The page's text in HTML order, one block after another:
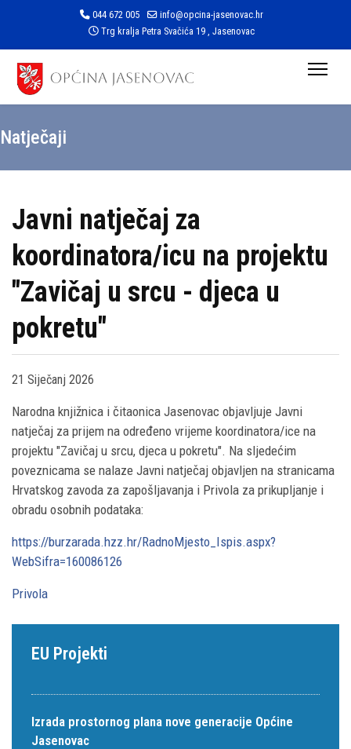
044 672 005
info@opcina-jasenovac.hr
Trg kralja Petra Svačića 19 , Jasenovac
Natječaji
Javni natječaj za
koordinatora/icu na projektu
"Zavičaj u srcu - djeca u
pokretu"
21 Siječanj 2026
Narodna knjižnica i čitaonica Jasenovac objavljuje Javni
natječaj za prijem na određeno vrijeme koordinatora/ice na
projektu "Zavičaj u srcu, djeca u pokretu". Na sljedećim
poveznicama se nalaze Javni natječaj objavljen na stranicama
Hrvatskog zavoda za zapošljavanja i Privola za prikupljanje i
obradu osobnih podataka:
https://burzarada.hzz.hr/RadnoMjesto_Ispis.aspx?
WebSifra=160086126
Privola
EU Projekti
Izrada prostornog plana nove generacije Općine
Jasenovac